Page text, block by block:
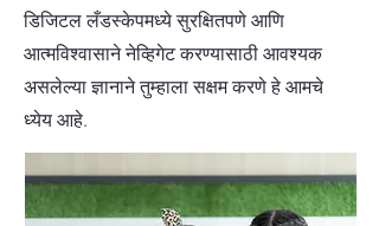
डिजिटल लँडस्केपमध्ये सुरक्षितपणे आणि
आत्मविश्वासाने नेव्हिगेट करण्यासाठी आवश्यक
असलेल्या ज्ञानाने तुम्हाला सक्षम करणे हे आमचे
ध्येय आहे.